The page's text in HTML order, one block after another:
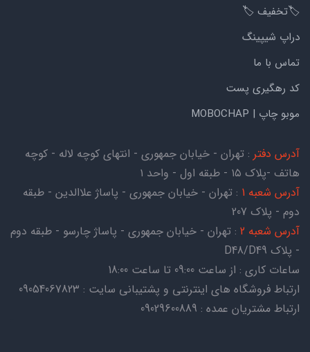
🏷️تخفیف 🏷️
دراپ شیپینگ
تماس با ما
کد رهگیری پست
موبو چاپ | MOBOCHAP
آدرس دفتر : تهران - خیابان جمهوری - انتهای کوچه لاله - کوچه
هاتف -پلاک ۱۵ - طبقه اول - واحد ۱
آدرس شعبه 1
: تهران - خیابان جمهوری - پاساژ علاالدین - طبقه
دوم - پلاک 207
آدرس شعبه 2
: تهران - خیابان جمهوری - پاساژ چارسو - طبقه دوم
- پلاک D48/D49
ساعات کاری : از ساعت 09:00 تا ساعت 18:00
ارتباط فروشگاه های اینترنتی و پشتیبانی سایت : 09054067823
ارتباط مشتریان عمده : 09029600889